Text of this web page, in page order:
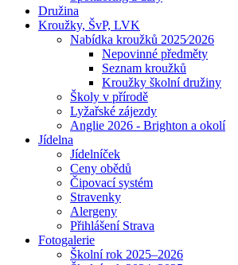
Družina
Kroužky, ŠvP, LVK
Nabídka kroužků 2025⁄2026
Nepovinné předměty
Seznam kroužků
Kroužky školní družiny
Školy v přírodě
Lyžařské zájezdy
Anglie 2026 - Brighton a okolí
Jídelna
Jídelníček
Ceny obědů
Čipovací systém
Stravenky
Alergeny
Přihlášení Strava
Fotogalerie
Školní rok 2025–2026